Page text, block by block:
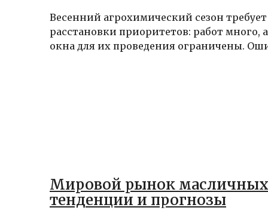
Весенний агрохимический сезон
расстановки приоритетов: работ много,
окна для их проведения ограничены.
Мировой рынок
тенденции и прогнозы